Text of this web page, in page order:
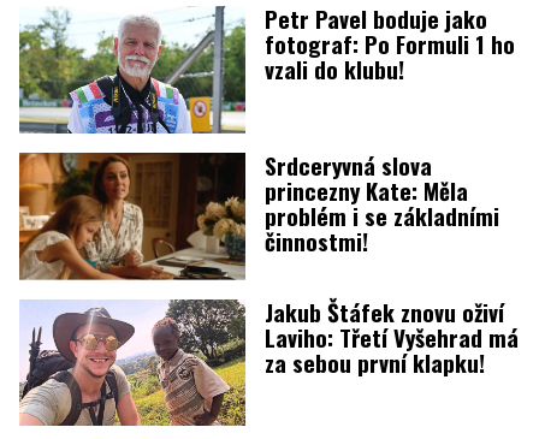
Petr Pavel boduje jako
fotograf: Po Formuli 1 ho
vzali do klubu!
Srdceryvná slova
princezny Kate: Měla
problém i se základními
činnostmi!
Jakub Štáfek znovu oživí
Laviho: Třetí Vyšehrad má
za sebou první klapku!